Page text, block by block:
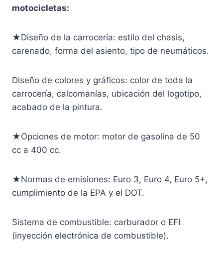
motocicletas:
★Diseño de la carrocería: estilo del chasis,
carenado, forma del asiento, tipo de neumáticos.
Diseño de colores y gráficos: color de toda la
carrocería, calcomanías, ubicación del logotipo,
acabado de la pintura.
★Opciones de motor: motor de gasolina de 50
cc a 400 cc.
★Normas de emisiones: Euro 3, Euro 4, Euro 5+,
cumplimiento de la EPA y el DOT.
Sistema de combustible: carburador o EFI
(inyección electrónica de combustible).